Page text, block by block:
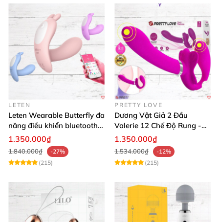
LETEN
Leten Wearable Butterfly đa
năng điều khiển bluetooth,
siêu thật, dễ dùng
1.350.000₫
1.840.000₫
-27%
(215)
PRETTY LOVE
Dương Vật Giả 2 Đầu
Valerie 12 Chế Độ Rung -
Tăng Khoái Cảm
1.350.000₫
1.534.000₫
-12%
(215)